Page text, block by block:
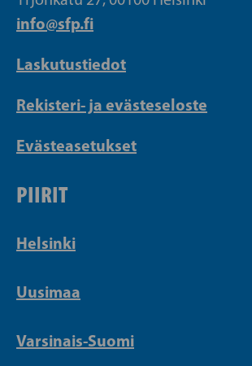
info@sfp.fi
Laskutustiedot
Rekisteri- ja evästeseloste
Evästeasetukset
PIIRIT
Helsinki
Uusimaa
Varsinais-Suomi